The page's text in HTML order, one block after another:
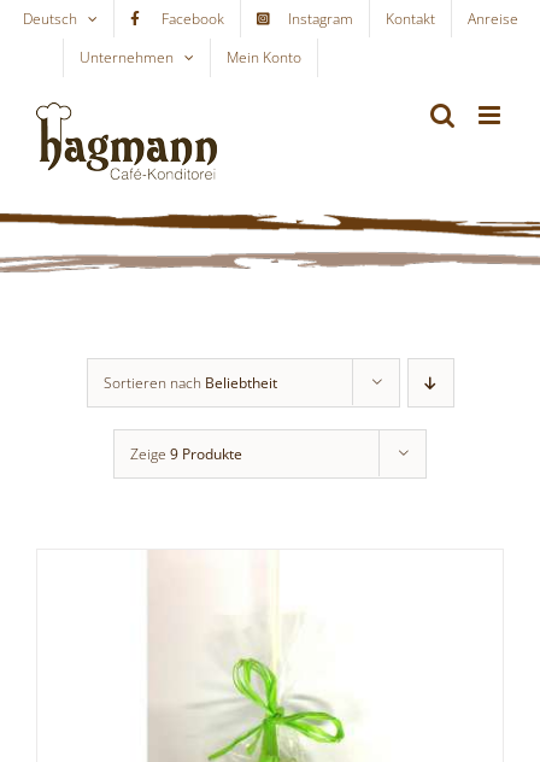
Skip
content
Deutsch Facebook Instagram Kontakt
Anreise
Unternehmen
Mein Konto
Sortieren nach Beliebtheit
Zeige 9 Produkte